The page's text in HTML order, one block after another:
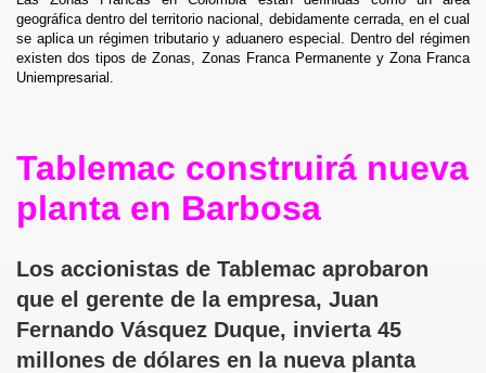
geográfica dentro del territorio nacional, debidamente cerrada, en el cual
se aplica un régimen tributario y aduanero especial. Dentro del régimen
existen dos tipos de Zonas, Zonas Franca Permanente y Zona Franca
Uniempresarial.
Tablemac construirá nueva
planta en Barbosa
Los accionistas de Tablemac aprobaron
que el gerente de la empresa, Juan
Fernando Vásquez Duque, invierta 45
millones de dólares en la nueva planta